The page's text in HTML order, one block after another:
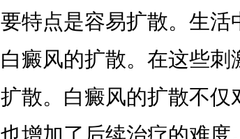
要特点是容易扩散。生活
白癜风的扩散。在这些刺
扩散。白癜风的扩散不仅